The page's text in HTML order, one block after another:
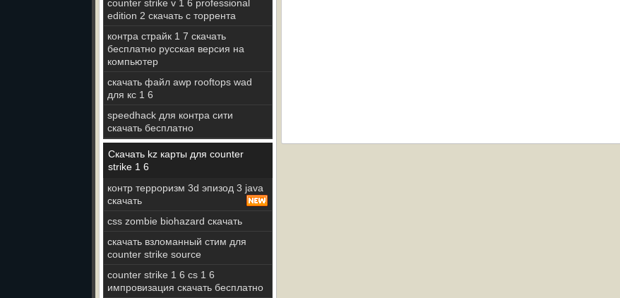
counter strike v 1 6 professional
edition 2 скачать с торрента
контра страйк 1 7 скачать
бесплатно русская версия на
компьютер
скачать файл awp rooftops wad
для кс 1 6
speedhack для контра сити
скачать бесплатно
Скачать kz карты для counter
strike 1 6
контр терроризм 3d эпизод 3 java
скачать
css zombie biohazard скачать
скачать взломанный стим для
counter strike source
counter strike 1 6 cs 1 6
импровизация скачать бесплатно